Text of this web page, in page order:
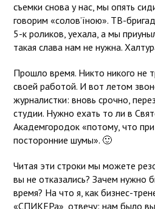
съемки снова у нас, мы опять
говорим «солов’їною». ТВ-
5-к роликов, уехала, а мы
такая слава нам не нужна.
Прошло время. Никто никого не
своей работой. И вот летом
журналистки: вновь срочно,
студии. Нужно ехать то ли в
Академгородок «потому, что
посторонние шумы». 🙂
Читая эти строки мы можете
вы не отказались? Зачем нужно
время? На что я, как бизнес-
«СПИКЕРа», отвечу: нам было